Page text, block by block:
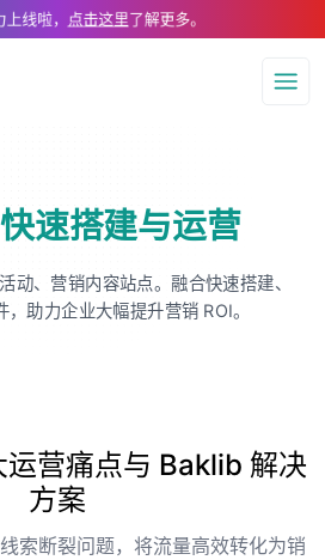
is available at https://
线啦， 点击这里了解更多。
导航
快速搭建与运营
动、营销内容站点。融合快速搭建、
助力企业大幅提升营销 ROI。
营痛点与 Baklib 解决
方案
索断裂问题，将流量高效转化为销